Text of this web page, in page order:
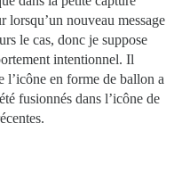
lorsqu’un nouveau message
le cas, donc je suppose
intentionnel. Il
l’icône en forme de ballon a
fusionnés dans l’icône de